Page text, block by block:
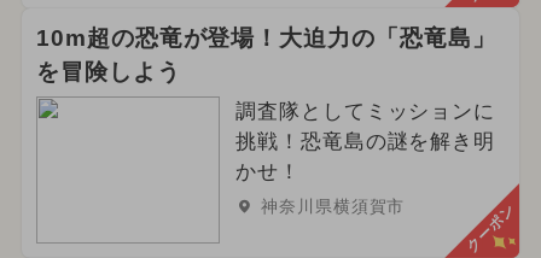
10m超の恐竜が登場！大迫力の「恐竜島」
を冒険しよう
調査隊としてミッションに
挑戦！恐竜島の謎を解き明
かせ！
神奈川県横須賀市 クーポン